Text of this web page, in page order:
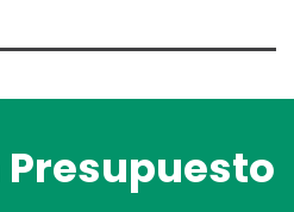
Presupuesto